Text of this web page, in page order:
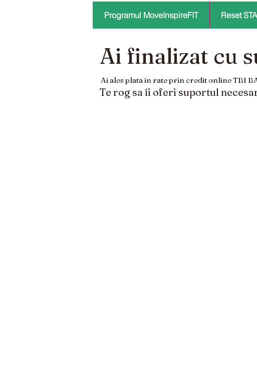
Programul MoveInspireFIT Reset
Ai finalizat cu
Ai ales plata in rate prin credit online TBI
Te rog sa îi oferi suportul